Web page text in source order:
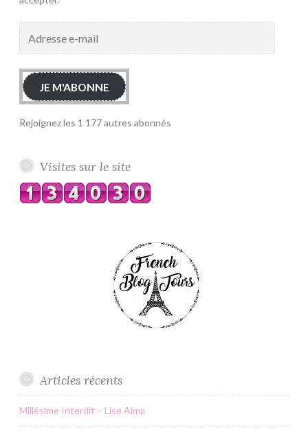
JE M'ABONNE
Rejoignez les 1 177 autres abonnés
Visites sur le site
Articles récents
Millésime Interdit – Lise Alma